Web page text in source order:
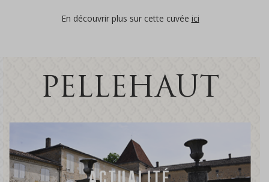
En découvrir plus sur cette cuvée ici
PELLEHAUT